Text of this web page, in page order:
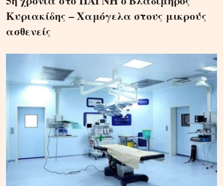
Κυριακίδης – Χαμόγελα στους μικρούς
ασθενείς